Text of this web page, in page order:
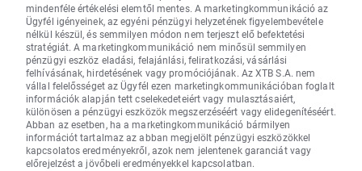
mindenféle értékelési elemtől mentes. A marketingkommunikáció az
Ügyfél igényeinek, az egyéni pénzügyi helyzetének figyelembevétele
nélkül készül, és semmilyen módon nem terjeszt elő befektetési
stratégiát. A marketingkommunikáció nem minősül semmilyen
pénzügyi eszköz eladási, felajánlási, feliratkozási, vásárlási
felhívásának, hirdetésének vagy promóciójának. Az XTB S.A. nem
vállal felelősséget az Ügyfél ezen marketingkommunikációban foglalt
információk alapján tett cselekedeteiért vagy mulasztásaiért,
különösen a pénzügyi eszközök megszerzéséért vagy elidegenítéséért.
Abban az esetben, ha a marketingkommunikáció bármilyen
információt tartalmaz az abban megjelölt pénzügyi eszközökkel
kapcsolatos eredményekről, azok nem jelentenek garanciát vagy
előrejelzést a jövőbeli eredményekkel kapcsolatban.